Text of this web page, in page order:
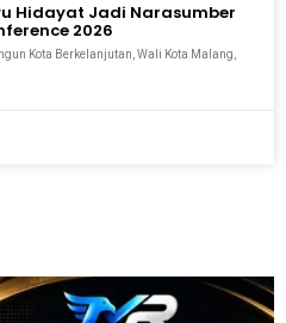
Hidayat Jadi Narasumber
2026
Kota Berkelanjutan, Wali Kota Malang,